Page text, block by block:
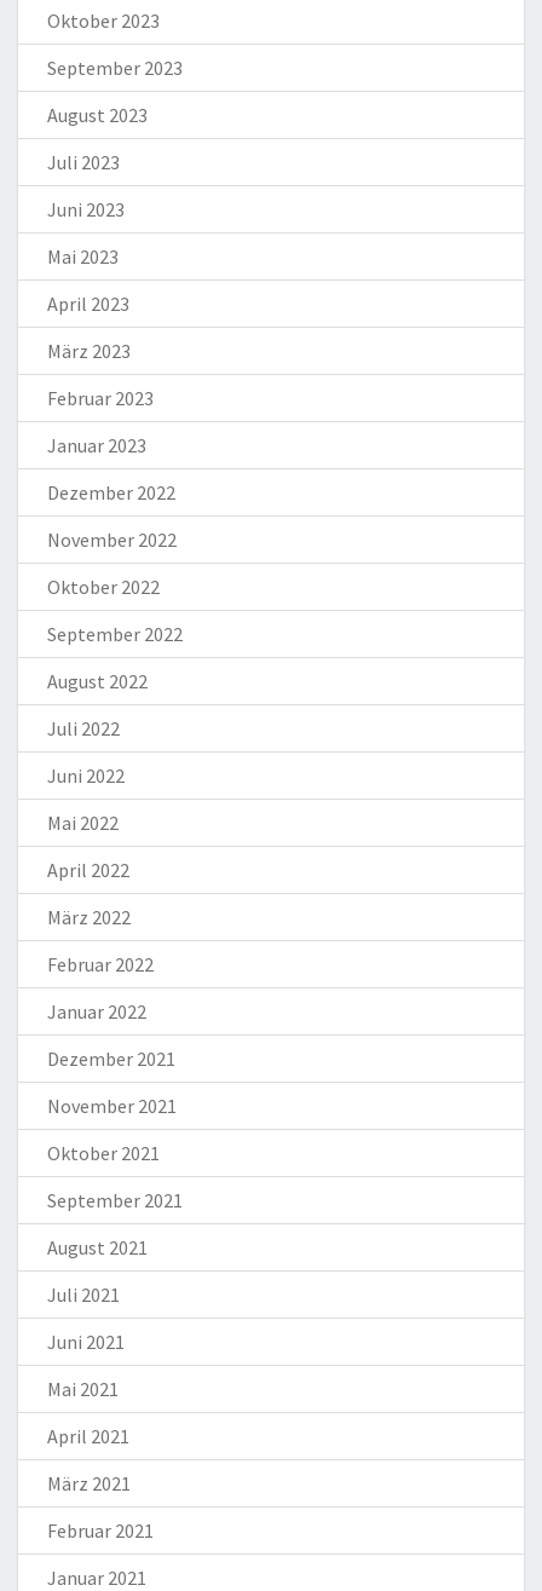
Oktober 2023
September 2023
August 2023
Juli 2023
Juni 2023
Mai 2023
April 2023
März 2023
Februar 2023
Januar 2023
Dezember 2022
November 2022
Oktober 2022
September 2022
August 2022
Juli 2022
Juni 2022
Mai 2022
April 2022
März 2022
Februar 2022
Januar 2022
Dezember 2021
November 2021
Oktober 2021
September 2021
August 2021
Juli 2021
Juni 2021
Mai 2021
April 2021
März 2021
Februar 2021
Januar 2021